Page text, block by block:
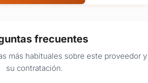
frecuentes
más habituales sobre este proveedor y
su contratación.